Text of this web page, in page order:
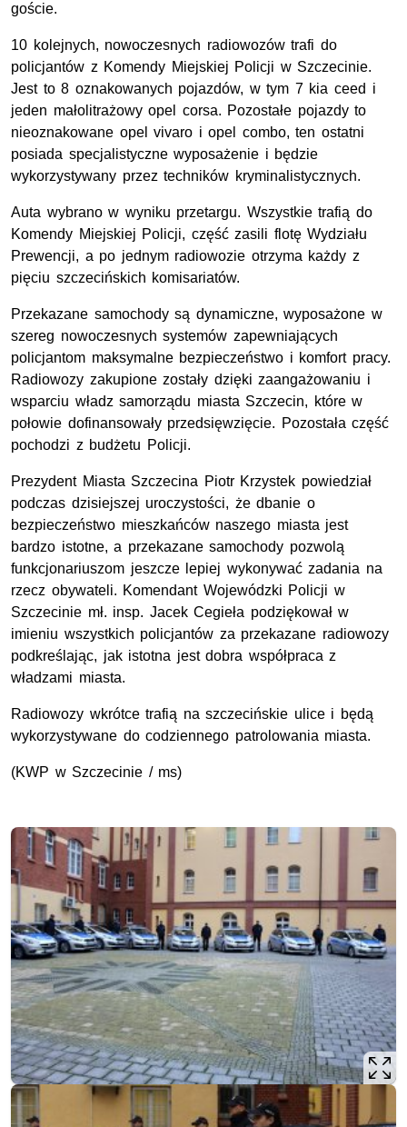
goście.
10 kolejnych, nowoczesnych radiowozów trafi do
policjantów z Komendy Miejskiej Policji w Szczecinie.
Jest to 8 oznakowanych pojazdów, w tym 7 kia ceed i
jeden małolitrażowy opel corsa. Pozostałe pojazdy to
nieoznakowane opel vivaro i opel combo, ten ostatni
posiada specjalistyczne wyposażenie i będzie
wykorzystywany przez techników kryminalistycznych.
Auta wybrano w wyniku przetargu. Wszystkie trafią do
Komendy Miejskiej Policji, część zasili flotę Wydziału
Prewencji, a po jednym radiowozie otrzyma każdy z
pięciu szczecińskich komisariatów.
Przekazane samochody są dynamiczne, wyposażone w
szereg nowoczesnych systemów zapewniających
policjantom maksymalne bezpieczeństwo i komfort pracy.
Radiowozy zakupione zostały dzięki zaangażowaniu i
wsparciu władz samorządu miasta Szczecin, które w
połowie dofinansowały przedsięwzięcie. Pozostała część
pochodzi z budżetu Policji.
Prezydent Miasta Szczecina Piotr Krzystek powiedział
podczas dzisiejszej uroczystości, że dbanie o
bezpieczeństwo mieszkańców naszego miasta jest
bardzo istotne, a przekazane samochody pozwolą
funkcjonariuszom jeszcze lepiej wykonywać zadania na
rzecz obywateli. Komendant Wojewódzki Policji w
Szczecinie mł. insp. Jacek Cegieła podziękował w
imieniu wszystkich policjantów za przekazane radiowozy
podkreślając, jak istotna jest dobra współpraca z
władzami miasta.
Radiowozy wkrótce trafią na szczecińskie ulice i będą
wykorzystywane do codziennego patrolowania miasta.
(KWP w Szczecinie / ms)